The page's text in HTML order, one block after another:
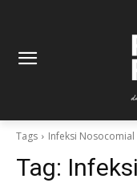
Tags Infeksi Nosocomial
Tag: